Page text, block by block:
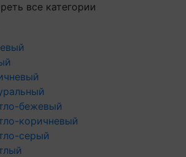
все категории
бежевый
коричневый
серый